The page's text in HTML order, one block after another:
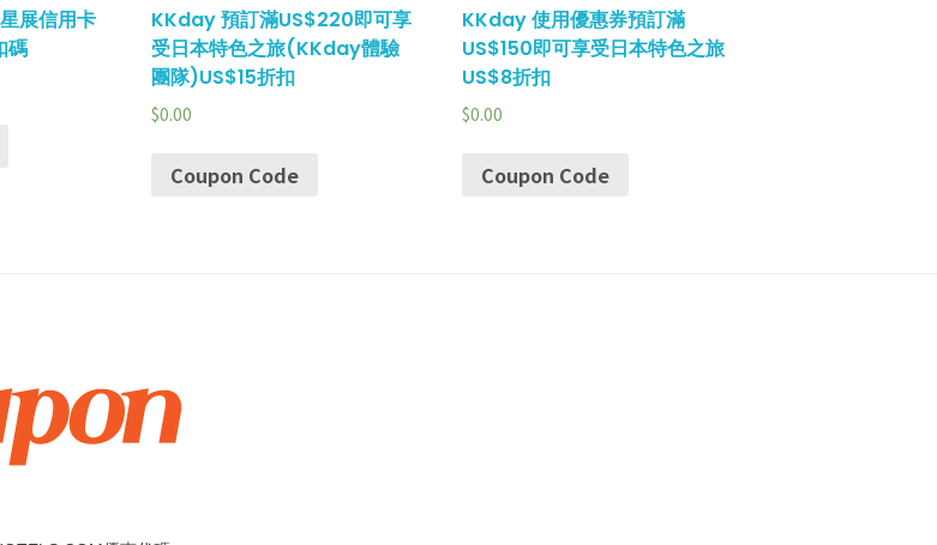
展信用卡
碼
KKday 預訂滿US$220即可享
受日本特色之旅(KKday體驗
團隊)US$15折扣
$0.00
Coupon Code
KKday 使用優惠券預訂滿
US$150即可享受日本特色之旅
US$8折扣
$0.00
Coupon Code